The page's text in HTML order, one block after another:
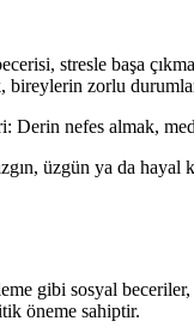
stresle başa
zorlu
Derin nefes almak,
üzgün ya da hayal
gibi sosyal
öneme sahiptir.